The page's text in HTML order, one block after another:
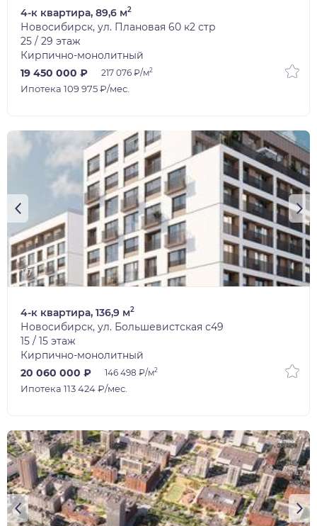
4-к квартира, 89,6 м2
Новосибирск, ул. Плановая 60 к2 стр
25 / 29 этаж
Кирпично-монолитный
19 450 000 ₽
217 076 ₽/м2
Ипотека 109 975 ₽/мес.
1/7
4-к квартира, 136,9 м2
Новосибирск, ул. Большевистская с49
15 / 15 этаж
Кирпично-монолитный
20 060 000 ₽
146 498 ₽/м2
Ипотека 113 424 ₽/мес.